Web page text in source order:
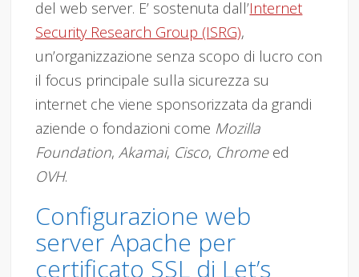
del web server. E’ sostenuta dall’Internet
Security Research Group (ISRG),
un’organizzazione senza scopo di lucro con
il focus principale sulla sicurezza su
internet che viene sponsorizzata da grandi
aziende o fondazioni come Mozilla
Foundation,Akamai, Cisco, Chromeed
OVH.
Configurazione web
server Apache per
certificato SSL di Let’s